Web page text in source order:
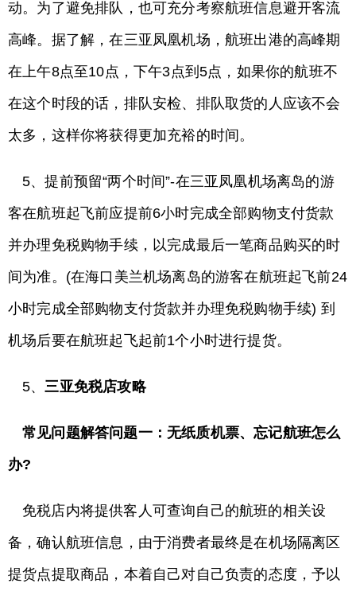
动。为了避免排队，也可充分考察航班信息避开客流
高峰。据了解，在三亚凤凰机场，航班出港的高峰期
在上午8点至10点，下午3点到5点，如果你的航班不
在这个时段的话，排队安检、排队取货的人应该不会
太多，这样你将获得更加充裕的时间。
5、提前预留“两个时间”-在三亚凤凰机场离岛的游
客在航班起飞前应提前6小时完成全部购物支付货款
并办理免税购物手续，以完成最后一笔商品购买的时
间为准。(在海口美兰机场离岛的游客在航班起飞前24
小时完成全部购物支付货款并办理免税购物手续) 到
机场后要在航班起飞起前1个小时进行提货。
5、三亚免税店攻略
常见问题解答问题一：无纸质机票、忘记航班怎么
办?
免税店内将提供客人可查询自己的航班的相关设
备，确认航班信息，由于消费者最终是在机场隔离区
提货点提取商品，本着自己对自己负责的态度，予以